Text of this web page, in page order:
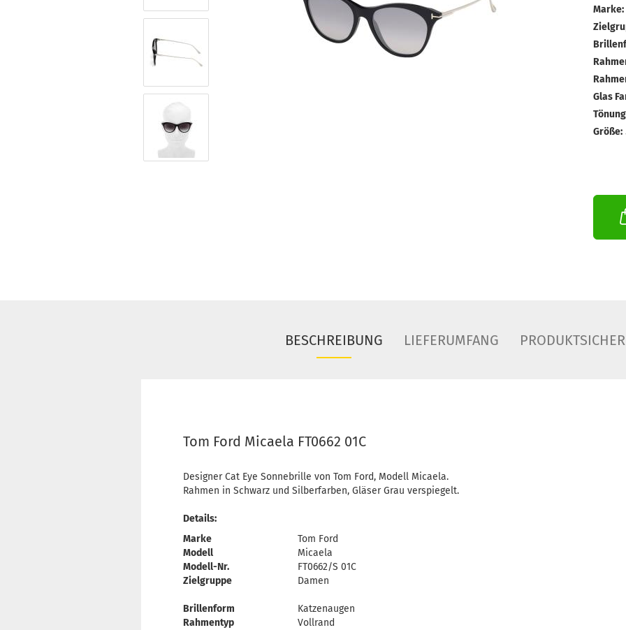
Marke:
Glas
Größe:
BESCHREIBUNG LIEFERUMFANG
Tom Ford Micaela FT0662 01C
Designer Cat Eye Sonnebrille von Tom Ford, Modell Micaela.
Rahmen in Schwarz und Silberfarben, Gläser Grau verspiegelt.
Details:
Marke
Tom Ford
Modell
Micaela
Modell-Nr.
FT0662/S 01C
Zielgruppe
Damen
Brillenform
Katzenaugen
Rahmentyp
Vollrand